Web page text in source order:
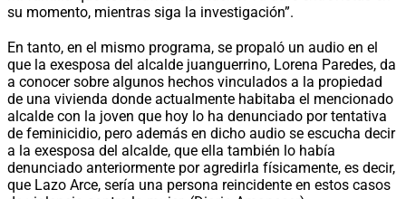
su momento, mientras siga la investigación”.
En tanto, en el mismo programa, se propaló un audio en el
que la exesposa del alcalde juanguerrino, Lorena Paredes, da
a conocer sobre algunos hechos vinculados a la propiedad
de una vivienda donde actualmente habitaba el mencionado
alcalde con la joven que hoy lo ha denunciado por tentativa
de feminicidio, pero además en dicho audio se escucha decir
a la exesposa del alcalde, que ella también lo había
denunciado anteriormente por agredirla físicamente, es decir,
que Lazo Arce, sería una persona reincidente en estos casos